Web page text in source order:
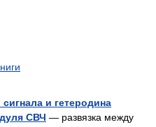
и гетеродина
СВЧ — развязка между